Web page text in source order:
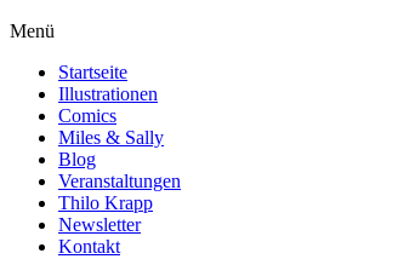
Menü
Startseite
Illustrationen
Comics
Miles & Sally
Blog
Veranstaltungen
Thilo Krapp
Newsletter
Kontakt